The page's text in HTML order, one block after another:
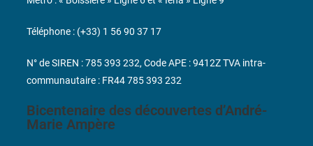
Bicentenaire des découvertes d’André-
Marie Ampère
Téléphone : (+33) 1 56 90 37 17
N° de SIREN : 785 393 232, Code APE : 9412Z TVA intra-
communautaire : FR44 785 393 232